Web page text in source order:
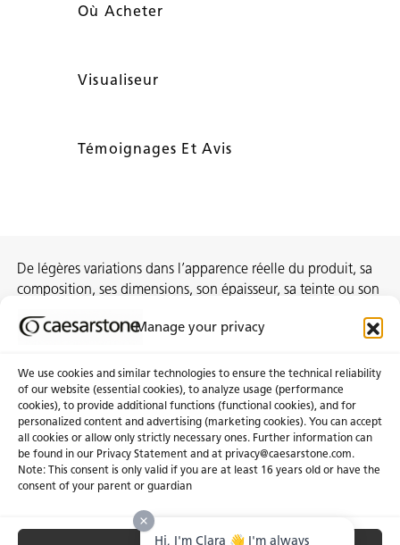
Manage your privacy
We use cookies and similar technologies to ensure the technical reliability
of our website (essential cookies), to analyze usage (performance
cookies), to provide additional functions (functional cookies), and for
personalized content and advertising (marketing cookies). You can accept
all cookies or allow only strictly necessary ones. Further information can
be found in our Privacy Statement and at privacy@caesarstone.com.
Note: This consent is only valid if you are at least 16 years old or have the
consent of your parent or guardian
Où Acheter
Visualiseur
Témoignages Et Avis
De légères variations dans l’apparence réelle du produit, sa
composition, ses dimensions, son épaisseur, sa teinte ou son
constituent pas des non-conformités.
Obtenir une soumission
À propos de nous Certifications
Communiqués Carrières
Investisseurs
Hi, I'm Clara 👋 I'm always